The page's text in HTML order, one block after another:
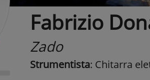
Fabrizio
Zado
Strumentista: Chitarra